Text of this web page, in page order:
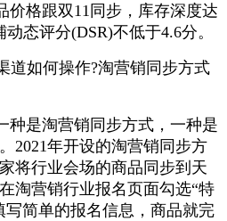
格跟双11同步，库存深度达
态评分(DSR)不低于4.6分。
如何操作?淘营销同步方式
是淘营销同步方式，一种是
2021年开设的淘营销同步方
将行业会场的商品同步到天
淘营销行业报名页面勾选“特
写简单的报名信息，商品就完